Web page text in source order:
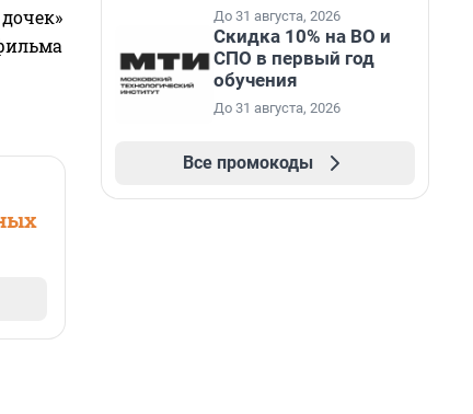
До 31 августа, 2026
Скидка 10% на ВО и
СПО в первый год
обучения
До 31 августа, 2026
Все промокоды